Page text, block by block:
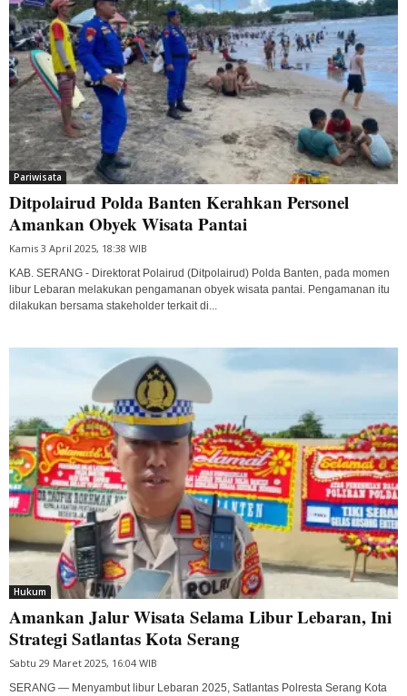
Pariwisata
Ditpolairud Polda Banten Kerahkan Personel
Amankan Obyek Wisata Pantai
Kamis 3 April 2025, 18:38 WIB
KAB. SERANG - Direktorat Polairud (Ditpolairud) Polda Banten, pada momen
libur Lebaran melakukan pengamanan obyek wisata pantai. Pengamanan itu
dilakukan bersama stakeholder terkait di...
Hukum
Amankan Jalur Wisata Selama Libur Lebaran, Ini
Strategi Satlantas Kota Serang
Sabtu 29 Maret 2025, 16:04 WIB
SERANG — Menyambut libur Lebaran 2025, Satlantas Polresta Serang Kota